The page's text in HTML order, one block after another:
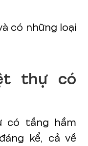
có những loại
thự có
có tầng hầm
kể, cả về